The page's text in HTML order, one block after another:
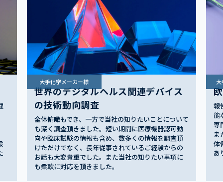
大手化学メーカー様
世界のデジタルヘルス関連デバイス
の技術動向調査
全体俯瞰もでき、一方で当社の知りたいことについて
も深く調査頂きました。短い期間に医療機器認可動
向や臨床試験の情報も含め、数多くの情報を調査頂
けただけでなく、長年従事されているご経験からの
お話も大変貴重でした。また当社の知りたい事項に
も柔軟に対応を頂きました。
報
能
専
ま
体
あ